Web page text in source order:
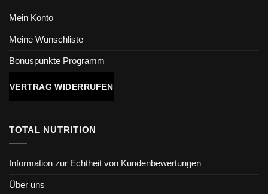
Mein Konto
Meine Wunschliste
Bonuspunkte Programm
VERTRAG WIDERRUFEN
TOTAL NUTRITION
Information zur Echtheit von Kundenbewertungen
Über uns